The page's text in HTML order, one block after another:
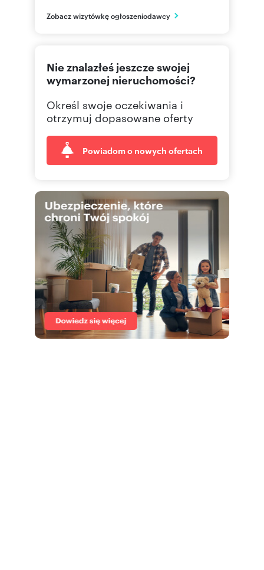
PL
Zobacz wizytówkę ogłoszeniodawcy
Nie znalazłeś jeszcze swojej
wymarzonej nieruchomości?
Określ swoje oczekiwania i
otrzymuj dopasowane oferty
Powiadom o nowych ofertach